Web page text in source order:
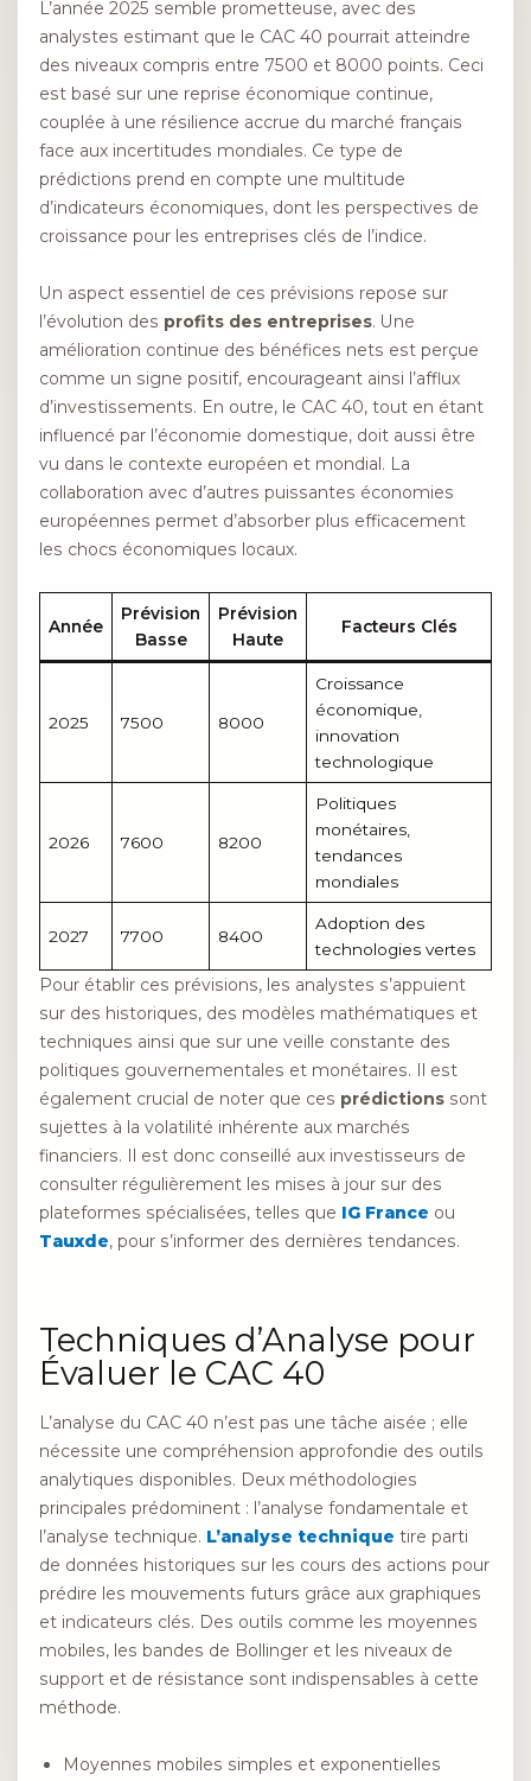
L’année 2025 semble prometteuse, avec des
analystes estimant que le CAC 40 pourrait atteindre
des niveaux compris entre 7500 et 8000 points. Ceci
est basé sur une reprise économique continue,
couplée à une résilience accrue du marché français
face aux incertitudes mondiales. Ce type de
prédictions prend en compte une multitude
d’indicateurs économiques, dont les perspectives de
croissance pour les entreprises clés de l’indice.
Un aspect essentiel de ces prévisions repose sur
l’évolution des profits des entreprises. Une
amélioration continue des bénéfices nets est perçue
comme un signe positif, encourageant ainsi l’afflux
d’investissements. En outre, le CAC 40, tout en étant
influencé par l’économie domestique, doit aussi être
vu dans le contexte européen et mondial. La
collaboration avec d’autres puissantes économies
européennes permet d’absorber plus efficacement
les chocs économiques locaux.
Année
Prévision
Basse
Prévision
Haute
Facteurs Clés
2025 7500 8000
Croissance
économique,
innovation
technologique
2026 7600 8200
Politiques
monétaires,
tendances
mondiales
2027 7700 8400
Adoption des
technologies vertes
Pour établir ces prévisions, les analystes s’appuient
sur des historiques, des modèles mathématiques et
techniques ainsi que sur une veille constante des
politiques gouvernementales et monétaires. Il est
également crucial de noter que ces prédictions sont
sujettes à la volatilité inhérente aux marchés
financiers. Il est donc conseillé aux investisseurs de
consulter régulièrement les mises à jour sur des
plateformes spécialisées, telles que IG France ou
Tauxde, pour s’informer des dernières tendances.
Techniques d’Analyse pour
Évaluer le CAC 40
L’analyse du CAC 40 n’est pas une tâche aisée ; elle
nécessite une compréhension approfondie des outils
analytiques disponibles. Deux méthodologies
principales prédominent : l’analyse fondamentale et
l’analyse technique. L’analyse technique tire parti
de données historiques sur les cours des actions pour
prédire les mouvements futurs grâce aux graphiques
et indicateurs clés. Des outils comme les moyennes
mobiles, les bandes de Bollinger et les niveaux de
support et de résistance sont indispensables à cette
méthode.
Moyennes mobiles simples et exponentielles